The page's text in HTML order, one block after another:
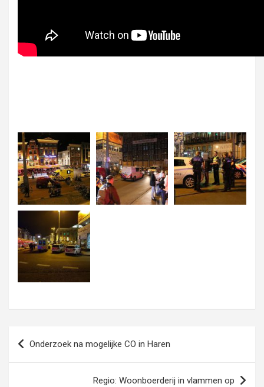
Bericht
navigatie
Onderzoek na mogelijke CO in Haren
Regio: Woonboerderij in vlammen op